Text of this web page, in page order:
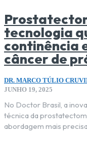
tecnologia
continência
câncer de
DR. MARCO TÚLIO
JUNHO 19, 2025
No Doctor Brasil, a
técnica da
abordagem mais